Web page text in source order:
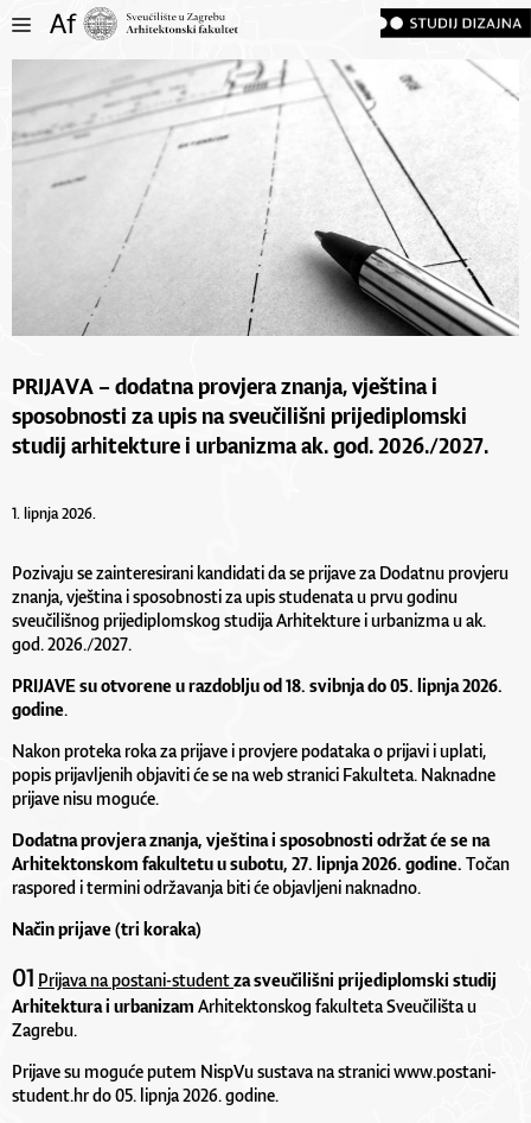
PRIJAVA – dodatna provjera znanja, vještina i
sposobnosti za upis na sveučilišni prijediplomski
studij arhitekture i urbanizma ak. god. 2026./2027.
1. lipnja 2026.
Pozivaju se zainteresirani kandidati da se prijave za Dodatnu provjeru
znanja, vještina i sposobnosti za upis studenata u prvu godinu
sveučilišnog prijediplomskog studija Arhitekture i urbanizma u ak.
god. 2026./2027.
PRIJAVE su otvorene u razdoblju od 18. svibnja do 05. lipnja 2026.
godine.
Nakon proteka roka za prijave i provjere podataka o prijavi i uplati,
popis prijavljenih objaviti će se na web stranici Fakulteta. Naknadne
prijave nisu moguće.
Dodatna provjera znanja, vještina i sposobnosti održat će se na
Arhitektonskom fakultetu u subotu, 27. lipnja 2026. godine. Točan
raspored i termini održavanja biti će objavljeni naknadno.
Način prijave(tri koraka)
01 Prijava na postani-studentza sveučilišni prijediplomski studij
Arhitektura i urbanizam Arhitektonskog fakulteta Sveučilišta u
Zagrebu.
Prijave su moguće putem NispVu sustava na straniciwww.postani-
student.hrdo 05. lipnja 2026. godine.